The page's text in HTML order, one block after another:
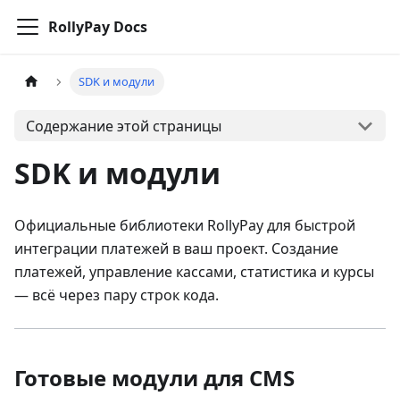
RollyPay Docs
SDK и модули
Содержание этой страницы
SDK и модули
Официальные библиотеки RollyPay для быстрой
интеграции платежей в ваш проект. Создание
платежей, управление кассами, статистика и курсы
— всё через пару строк кода.
Готовые модули для CMS